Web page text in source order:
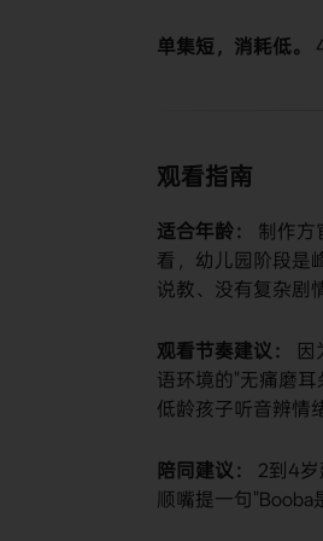
单集短，消耗低。
观看指南
适合年龄：
制作
看，幼儿园阶段是
说教、没有复杂剧
观看节奏建议：
语环境的"无痛磨
低龄孩子听音辨情
陪同建议：
2到4
顺嘴提一句"Booba